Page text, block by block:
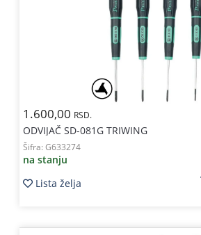
1.600,00 RSD.
ODVIJAČ SD-081G TRIWING
Šifra: G633274
na stanju
Lista želja